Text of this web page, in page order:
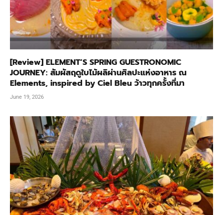
[Review] ELEMENT’S SPRING GUESTRONOMIC
JOURNEY: สัมผัสฤดูใบไม้ผลิผ่านศิลปะแห่งอาหาร ณ
Elements, inspired by Ciel Bleu ว้าวทุกครั้งที่มา
June 19, 2026